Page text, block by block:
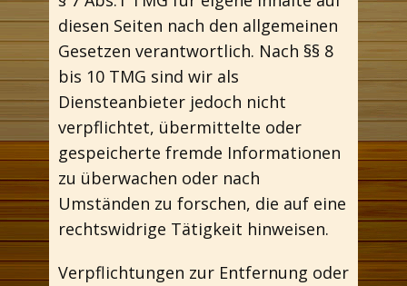
diesen Seiten nach den allgemeinen
Gesetzen verantwortlich. Nach §§ 8
bis 10 TMG sind wir als
Diensteanbieter jedoch nicht
verpflichtet, übermittelte oder
gespeicherte fremde Informationen
zu überwachen oder nach
Umständen zu forschen, die auf eine
rechtswidrige Tätigkeit hinweisen.
Verpflichtungen zur Entfernung oder